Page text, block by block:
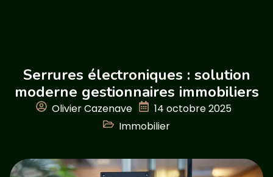
Serrures électroniques : solution
moderne gestionnaires immobiliers
Olivier Cazenave
14 octobre 2025
Immobilier